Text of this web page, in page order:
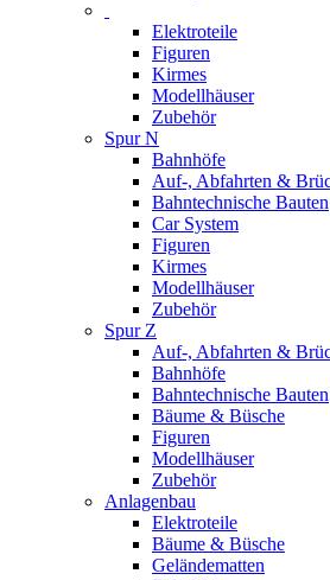
Elektroteile
Figuren
Kirmes
Modellhäuser
Zubehör
Spur N
Bahnhöfe
Auf-, Abfahrten &
Bahntechnische Bauten
Car System
Figuren
Kirmes
Modellhäuser
Zubehör
Spur Z
Auf-, Abfahrten &
Bahnhöfe
Bahntechnische Bauten
Bäume & Büsche
Figuren
Modellhäuser
Zubehör
Anlagenbau
Elektroteile
Bäume & Büsche
Geländematten